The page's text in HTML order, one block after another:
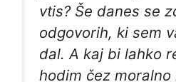
vtis? Še danes se
odgovorih, ki sem
dal. A kaj bi lahko
hodim čez moralno